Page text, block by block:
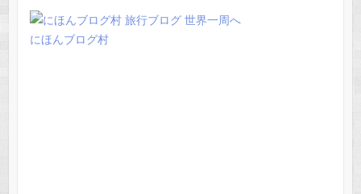
にほんブログ村